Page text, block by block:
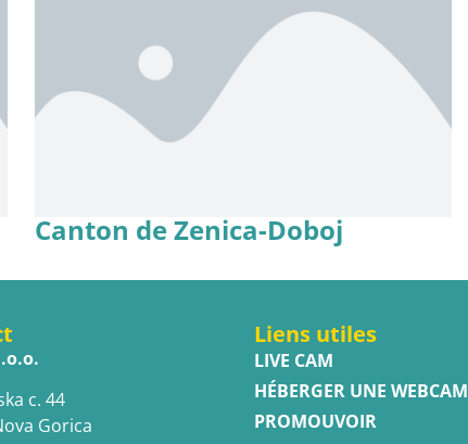
Canton de Zenica-Doboj
c. 44
Gorica
Liens utiles
LIVE CAM
HÉBERGER UNE WEBCAM
PROMOUVOIR